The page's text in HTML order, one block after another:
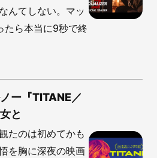
んてしない。マッ
たら本当に9秒で終
ー『TITANE／
と
たのは初めてかも
を胸に深夜の映画